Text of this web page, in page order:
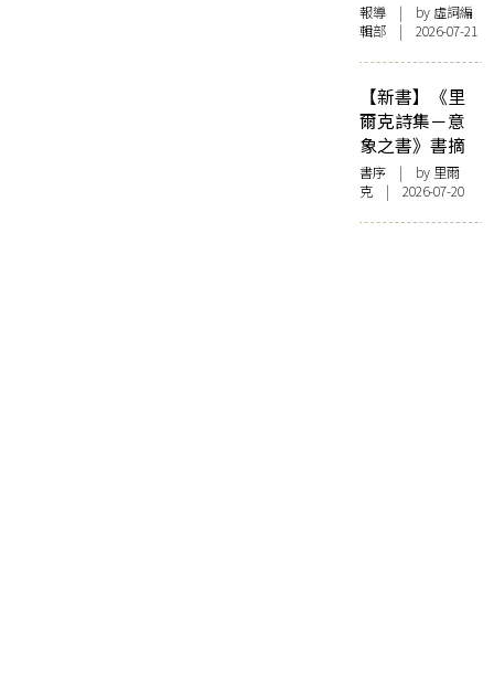
報導 | by 虛詞編
輯部 | 2026-07-21
【新書】《里
爾克詩集－意
象之書》書摘
書序 | by 里爾
克 | 2026-07-20